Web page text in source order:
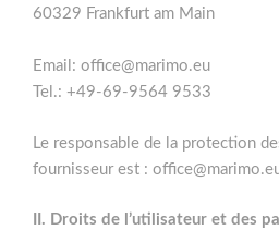
60329 Frankfurt am Main
Email: office@marimo.eu
Tel.: +49-69-9564 9533
Le responsable de la protection
fournisseur est :
II. Droits de l’utilisateur et des